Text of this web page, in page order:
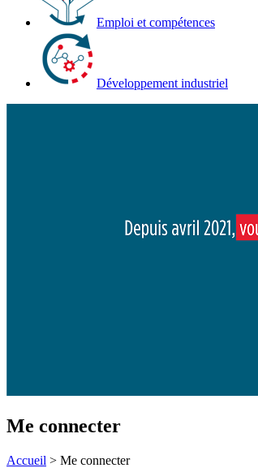
Emploi et compétences
Développement industriel
Me connecter
Accueil > Me connecter